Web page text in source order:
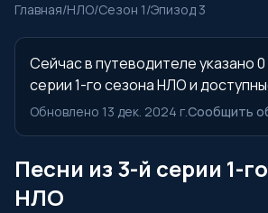
Главная/НЛО/Сезон 1/Эпизод 3
Сейчас в путеводителе указано
серии 1-го сезона НЛО и
Обновлено 13 дек. 2024 г.Сообщить
Песни из 3-й серии 1-
НЛО